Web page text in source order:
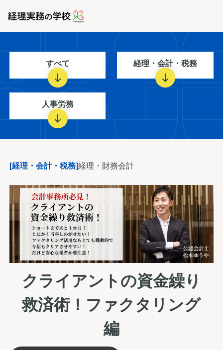
すべて 経理・会計・税務
人事労務
[経理・会計・税務]経理・財務会計
クライアントの資金繰り
救済術！ファクタリング
編